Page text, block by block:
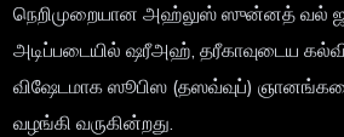
நெறிமுறையான அஹ்லுஸ் ஸுன்னத் வல்
அடிப்படையில் ஷரீஅஹ், தரீகாவுடைய
விஷேடமாக ஸூபிஸ (தஸவ்வுப்)
வழங்கி வருகின்றது.